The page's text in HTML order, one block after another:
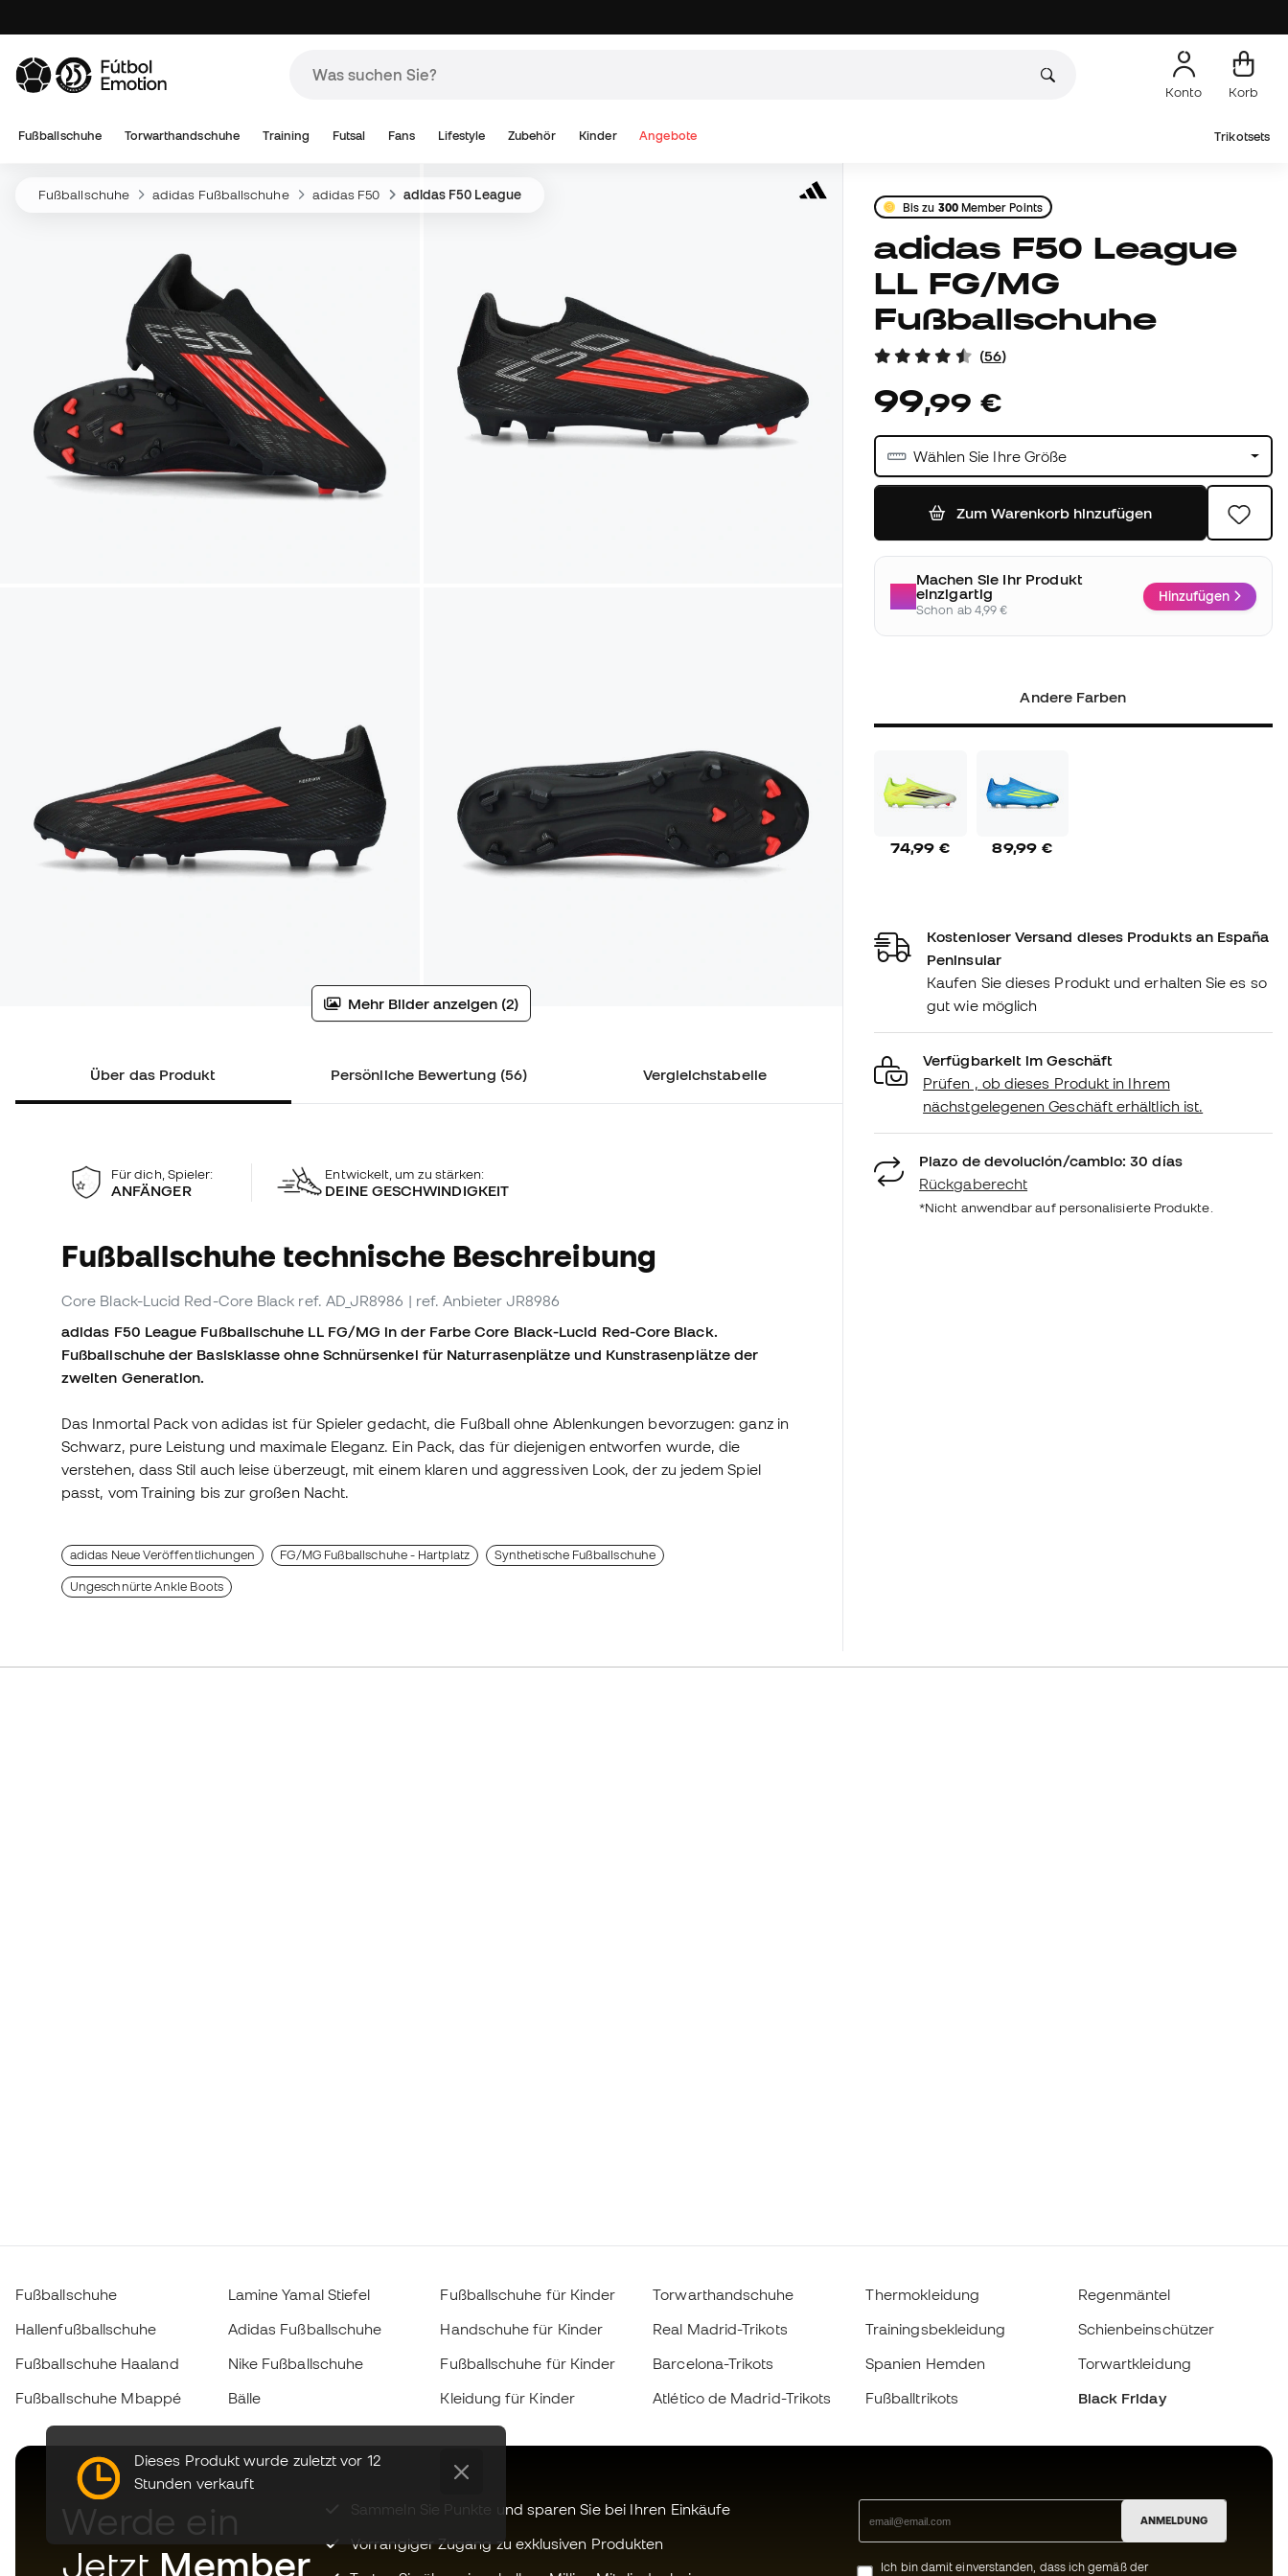
Konto Korb
Fußballschuhe Torwarthandschuhe Training Futsal Fans Lifestyle Zubehör Kinder Angebote Trikotsets
Fußballschuhe adidas Fußballschuhe adidas F50 adidas F50 League
Mehr Bilder anzeigen (2)
Über das Produkt Persönliche Bewertung (56) Vergleichstabelle
Für dich, Spieler:
ANFÄNGER
Entwickelt, um zu stärken:
DEINE GESCHWINDIGKEIT
Fußballschuhe technische Beschreibung
Core Black-Lucid Red-Core Black ref. AD_JR8986 | ref. Anbieter JR8986
adidas F50 League Fußballschuhe LL FG/MG in der Farbe Core Black-Lucid Red-Core Black.
Fußballschuhe der Basisklasse ohne Schnürsenkel für Naturrasenplätze und Kunstrasenplätze der
zweiten Generation.
Das Inmortal Pack von adidas ist für Spieler gedacht, die Fußball ohne Ablenkungen bevorzugen: ganz in
Schwarz, pure Leistung und maximale Eleganz. Ein Pack, das für diejenigen entworfen wurde, die
verstehen, dass Stil auch leise überzeugt, mit einem klaren und aggressiven Look, der zu jedem Spiel
passt, vom Training bis zur großen Nacht.
adidas Neue Veröffentlichungen FG/MG Fußballschuhe - Hartplatz Synthetische Fußballschuhe
Ungeschnürte Ankle Boots
Bis zu 300Member Points
adidas F50 League
LL FG/MG
Fußballschuhe
(56)
99,99 €
Wählen Sie Ihre Größe
Zum Warenkorb hinzufügen
Machen Sie Ihr Produkt
einzigartig
Schon ab 4,99 €
Hinzufügen
Andere Farben
74,99 € 89,99 €
Kostenloser Versand dieses Produkts an España
Peninsular
Kaufen Sie dieses Produkt und erhalten Sie es so
gut wie möglich
Verfügbarkeit im Geschäft
Prüfen , ob dieses Produkt in Ihrem
nächstgelegenen Geschäft erhältlich ist.
Plazo de devolución/cambio: 30 días
Rückgaberecht
*Nicht anwendbar auf personalisierte Produkte.
Dieses Produkt wurde zuletzt vor 12
Stunden verkauft
Fußballschuhe
Hallenfußballschuhe
Fußballschuhe Haaland
Fußballschuhe Mbappé
Lamine Yamal Stiefel
Adidas Fußballschuhe
Nike Fußballschuhe
Bälle
Fußballschuhe für Kinder
Handschuhe für Kinder
Fußballschuhe für Kinder
Kleidung für Kinder
Torwarthandschuhe
Real Madrid-Trikots
Barcelona-Trikots
Atlético de Madrid-Trikots
Thermokleidung
Trainingsbekleidung
Spanien Hemden
Fußballtrikots
Regenmäntel
Schienbeinschützer
Torwartkleidung
Black Friday
Werde ein
Jetzt Member
Sammeln Sie Punkte und sparen Sie bei Ihren Einkäufe
Vorrangiger Zugang zu exklusiven Produkten
ANMELDUNG
Ich bin damit einverstanden, dass ich gemäß der